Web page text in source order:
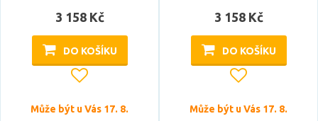
3 158 Kč
DO KOŠÍKU
Může být u Vás 17. 8.
3 158 Kč
DO KOŠÍKU
Může být u Vás 17. 8.